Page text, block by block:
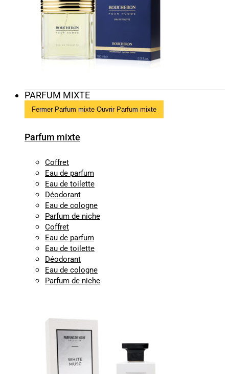
PARFUM MIXTE
Fermer Parfum mixte Ouvrir Parfum mixte
Parfum mixte
Coffret
Eau de parfum
Eau de toilette
Déodorant
Eau de cologne
Parfum de niche
Coffret
Eau de parfum
Eau de toilette
Déodorant
Eau de cologne
Parfum de niche